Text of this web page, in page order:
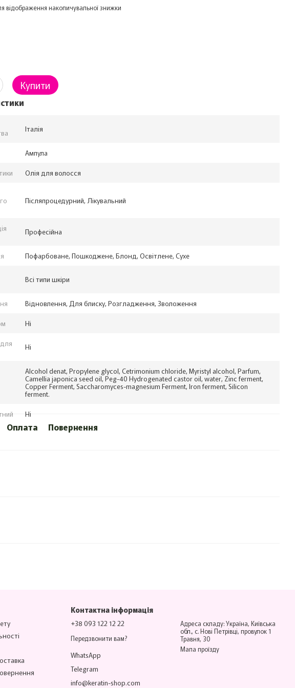
відображення накопичувальної знижки
Купити
Італія
Ампула
Олія для волосся
Післяпроцедурний, Лікувальний
Професійна
Пофарбоване, Пошкоджене, Блонд, Освітлене, Сухе
Всі типи шкіри
Відновлення, Для блиску, Розгладження, Зволоження
Ні
Ні
Alcohol denat, Propylene glycol, Cetrimonium chloride, Myristyl alcohol, Parfum,
Camellia japonica seed oil, Peg-40 Hydrogenated castor oil, water, Zinc ferment,
Copper Ferment, Saccharomyces-magnesium Ferment, Iron ferment, Silicon
ferment.
Ні
Оплата Повернення
Контактна інформація
+38 093 122 12 22
Передзвонити вам?
WhatsApp
Telegram
info@keratin-shop.com
Адреса складу: Україна, Київська
обл., с. Нові Петрівці, провулок 1
Травня, 30
Мапа проїзду